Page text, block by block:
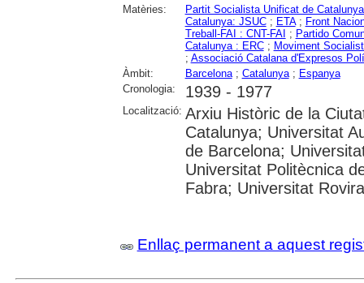
Matèries:
Partit Socialista Unificat de
Catalunya: JSUC; ETA; Front
Treball-FAI : CNT-FAI ; Partido
Catalunya : ERC; Moviment
; Associació Catalana d'Expresos
Àmbit:
Barcelona; Catalunya; Espanya
Cronologia:
1939 - 1977
Localització: Arxiu Històric de la
Catalunya; Universitat
de Barcelona;
Universitat Politècnica
Fabra; Universitat
Enllaç permanent a aquest